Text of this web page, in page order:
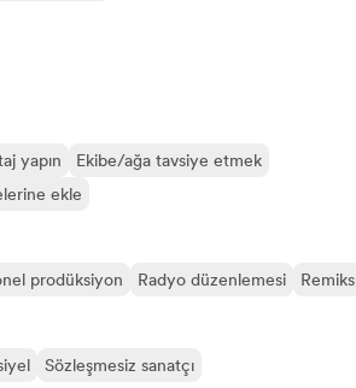
yapın
Ekibe/ağa tavsiye etmek
ekle
prodüksiyon Radyo düzenlemesi Remiks
Sözleşmesiz sanatçı